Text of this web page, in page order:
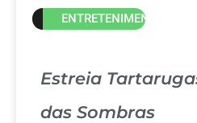
ENTRETENIMENTO
Estreia
das Sombras